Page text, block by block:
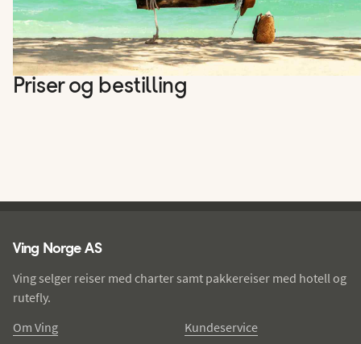
Priser og bestilling
Ving Norge AS
Ving selger reiser med charter samt pakkereiser med hotell og
rutefly.
Om Ving
Kundeservice